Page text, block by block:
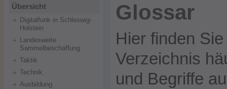
Übersicht
Digitalfunk in Schleswig-
Holstein
Landesweite
Sammelbeschaffung
Taktik
Technik
Ausbildung
Glossar
Hier finden
Verzeichnis
und Begriffe